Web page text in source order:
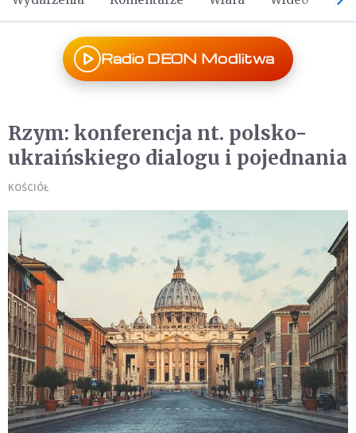
Radio DEON Modlitwa
Rzym: konferencja nt. polsko-
ukraińskiego dialogu i pojednania
KOŚCIÓŁ